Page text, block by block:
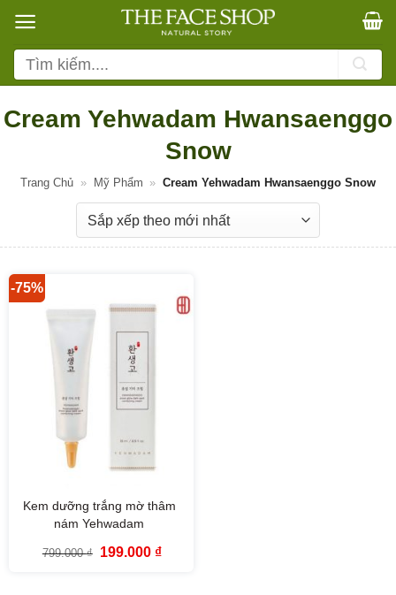
qua
nội
dung
Tìm
kiếm:
Cream Yehwadam Hwansaenggo
Snow
Trang Chủ » Mỹ Phẩm » Cream Yehwadam Hwansaenggo Snow
-75%
Kem dưỡng trắng mờ thâm
nám Yehwadam
Dark Spot Correcting Cream
799.000₫
Giá
199.000 ₫Giá